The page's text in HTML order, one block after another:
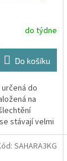
do týdne
Do košíku
do
na
stávají velmi
SAHARA3KG